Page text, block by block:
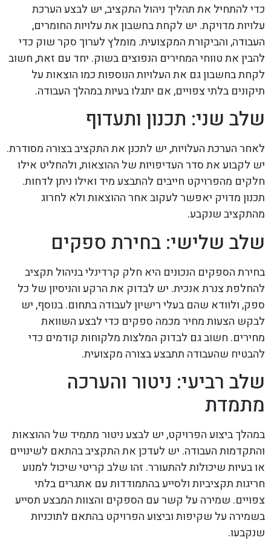
כדי להתחיל את תהליך ניהול התקציב, יש לבצע הערכת
עלויות מדויקת. יש לקחת בחשבון את עלויות החומרים,
העבודה, והביקורת המקצועית. מומלץ לערוך סקר שוק כדי
להבין את טווחי המחירים הנפוצים בשוק. יחד עם זאת, חשוב
לקחת בחשבון גם את העלויות הנוספות כמו הוצאות על
תיקונים בלתי צפויים, אם יתגלו בעיות במהלך העבודה.
שלב שני: תכנון ותעדוף
לאחר הערכת העלויות, יש לתכנן את התקציב בצורה מסודרת.
יש לקבוע את סדר העדיפויות של ההוצאות, ולהחליט אילו
חלקים מהפרויקט חייבים להתבצע מיד ואילו ניתן לדחות.
תכנון מדויק יאפשר לעקוב אחר ההוצאות ולא לחרוג
מהתקציב שנקבע.
שלב שלישי: בחירת ספקים
בחירת הספקים הנכונים היא חלק קרדינלי בניהול תקציב
להחלפת צנרת אנכית. יש לבדוק את הרקע והניסיון של כל
ספק, ולוודא שהם בעלי רישיון לעבודה בתחום. בנוסף, יש
לבקש הצעות מחיר מכמה ספקים כדי לבצע השוואת
מחירים. חשוב גם לבדוק המלצות מלקוחות קודמים כדי
להבטיח שהעבודה תתבצע בצורה מקצועית.
שלב רביעי: ניטור והערכה
מתמדת
במהלך ביצוע הפרויקט, יש לבצע ניטור מתמיד של ההוצאות
והתקדמות העבודה. יש לעדכן את התקציב בהתאם לשינויים
או בעיות שיכולות להתעורר. זהו שלב קריטי שיכול למנוע
חריגות תקציביות ולסייע בהתמודדות עם אתגרים בלתי
צפויים. שמירה על קשר עם הספקים והצוות המבצע תסייע
בשמירה על שקיפות וביצוע הפרויקט בהתאם לתוכניות
שנקבעו.